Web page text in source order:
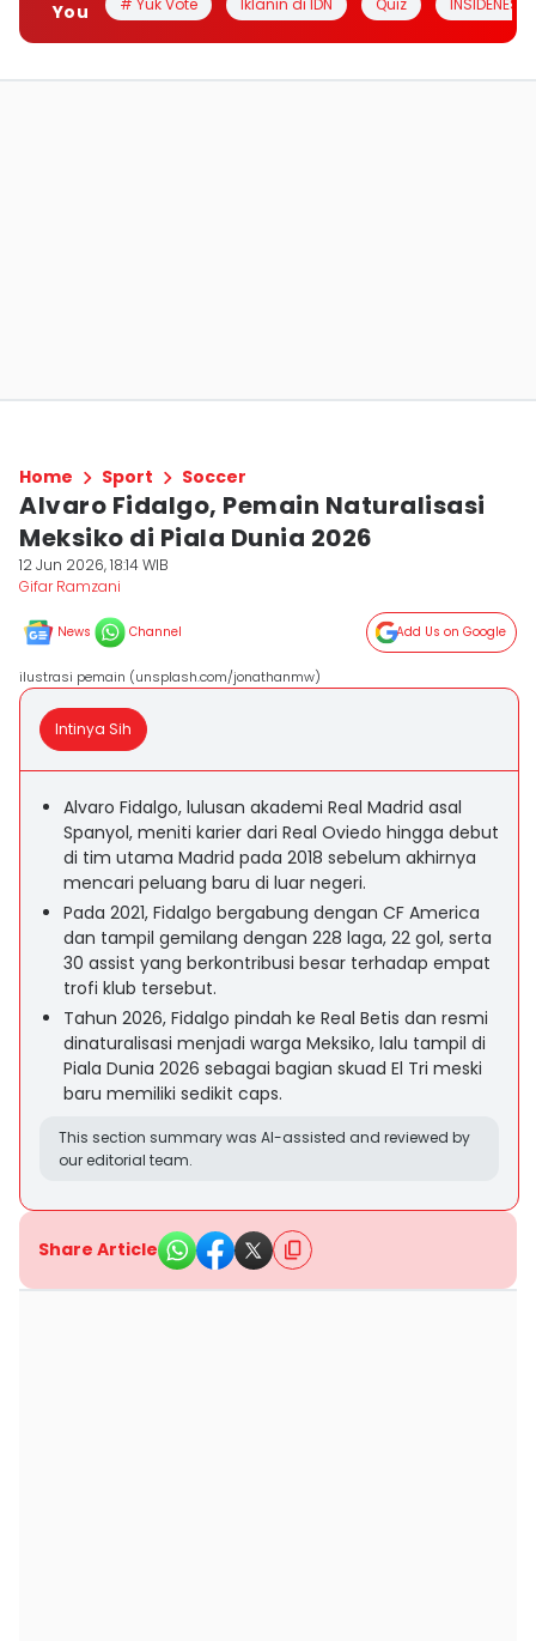
You
# Yuk Vote Iklanin di IDN Quiz INSIDENESIA
Home Sport Soccer
Alvaro Fidalgo, Pemain Naturalisasi
Meksiko di Piala Dunia 2026
12 Jun 2026, 18:14 WIB
Gifar Ramzani
News Channel Add Us on Google
ilustrasi pemain (unsplash.com/jonathanmw)
Intinya Sih
Alvaro Fidalgo, lulusan akademi Real Madrid asal
Spanyol, meniti karier dari Real Oviedo hingga debut
di tim utama Madrid pada 2018 sebelum akhirnya
mencari peluang baru di luar negeri.
Pada 2021, Fidalgo bergabung dengan CF America
dan tampil gemilang dengan 228 laga, 22 gol, serta
30 assist yang berkontribusi besar terhadap empat
trofi klub tersebut.
Tahun 2026, Fidalgo pindah ke Real Betis dan resmi
dinaturalisasi menjadi warga Meksiko, lalu tampil di
Piala Dunia 2026 sebagai bagian skuad El Tri meski
baru memiliki sedikit caps.
This section summary was AI-assisted and reviewed by
our editorial team.
Share Article